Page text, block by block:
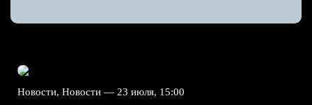
Новости, Новости — 23 июля, 15:00